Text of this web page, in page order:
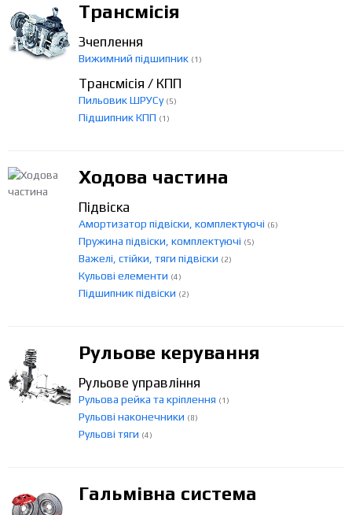
Трансмісія
Зчеплення
Вижимний підшипник (1)
Трансмісія / КПП
Пильовик ШРУСу (5)
Підшипник КПП (1)
Ходова частина
Підвіска
Амортизатор підвіски, комплектуючі (6)
Пружина підвіски, комплектуючі (5)
Важелі, стійки, тяги підвіски (2)
Кульові елементи (4)
Підшипник підвіски (2)
Рульове керування
Рульове управління
Рульова рейка та кріплення (1)
Рульові наконечники (8)
Рульові тяги (4)
Гальмівна система